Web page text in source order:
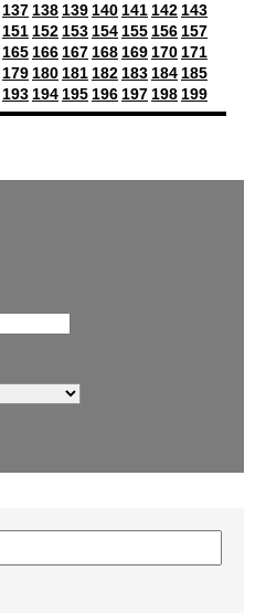
137 138 139 140 141 142 143
151 152 153 154 155 156 157
165 166 167 168 169 170 171
179 180 181 182 183 184 185
193 194 195 196 197 198 199